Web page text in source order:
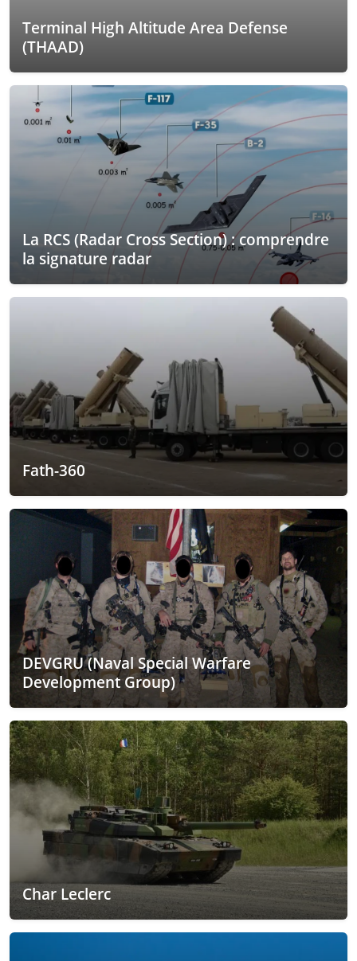
Terminal High Altitude Area Defense
(THAAD)
La RCS (Radar Cross Section) : comprendre
la signature radar
Fath-360
DEVGRU (Naval Special Warfare
Development Group)
Char Leclerc